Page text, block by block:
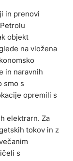
in prenovi
objekt
na vložena
in naravnih
smo s
opremili s
elektrarn. Za
tokov in z
s